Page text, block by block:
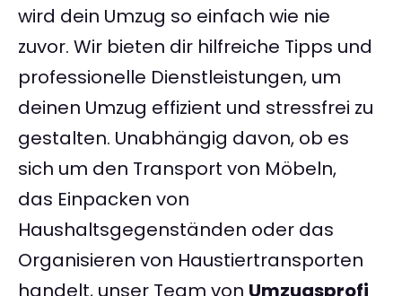
wird dein Umzug so einfach wie nie
zuvor. Wir bieten dir hilfreiche Tipps und
professionelle Dienstleistungen, um
deinen Umzug effizient und stressfrei zu
gestalten. Unabhängig davon, ob es
sich um den Transport von Möbeln,
das Einpacken von
Haushaltsgegenständen oder das
Organisieren von Haustiertransporten